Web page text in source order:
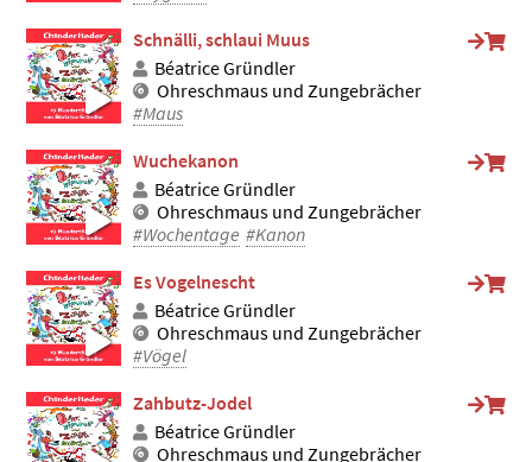
Schnälli, schlaui Muus
Béatrice Gründler
Ohreschmaus und Zungebrächer
#Maus
Wuchekanon
Béatrice Gründler
Ohreschmaus und Zungebrächer
#Wochentage #Kanon
Es Vogelnescht
Béatrice Gründler
Ohreschmaus und Zungebrächer
#Vögel
Zahbutz-Jodel
Béatrice Gründler
Ohreschmaus und Zungebrächer